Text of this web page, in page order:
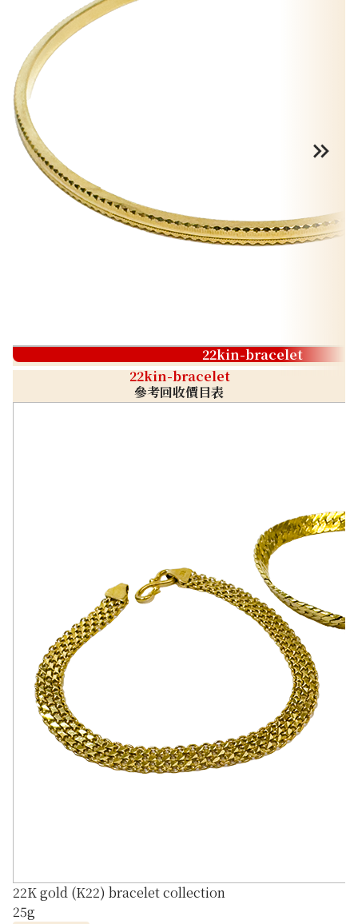
22kin-bracelet
22kin-bracelet
參考回收價目表
22K gold (K22) bracelet collection
25g